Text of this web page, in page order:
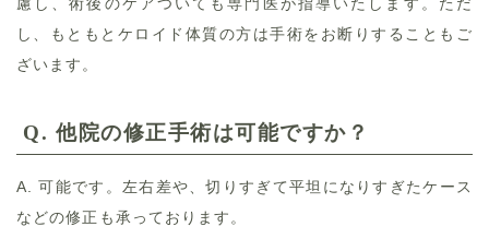
し、もともとケロイド体質の方は手術をお断りすることもご
ざいます。
Q.他院の修正手術は可能ですか？
A. 可能です。左右差や、切りすぎて平坦になりすぎたケース
などの修正も承っております。